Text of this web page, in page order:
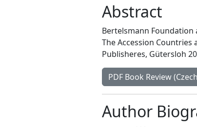
Abstract
Bertelsmann Foundation
The Accession
Publisheres, Gütersloh
PDF Book Review
Author